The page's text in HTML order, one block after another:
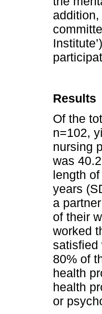
Results
Of the
n=102,
nursing
was
length
years
a
of their
worked
satisfied
80% of
health
health
or